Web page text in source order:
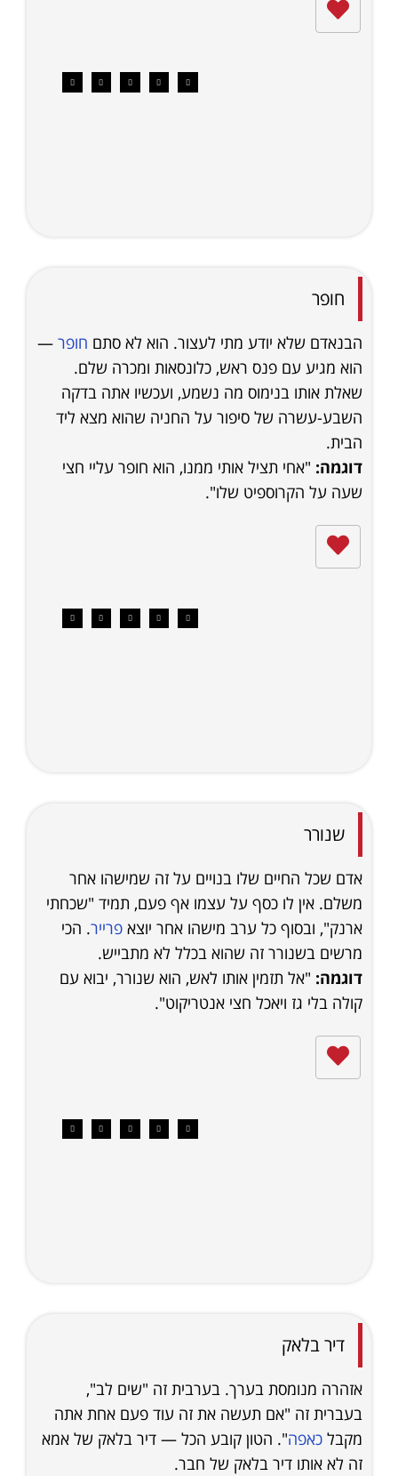
חופר
הבנאדם שלא יודע מתי לעצור. הוא לא סתם חופר —
הוא מגיע עם פנס ראש, כלונסאות ומכרה שלם.
שאלת אותו בנימוס מה נשמע, ועכשיו אתה בדקה
השבע-עשרה של סיפור על החניה שהוא מצא ליד
הבית.
דוגמה: "אחי תציל אותי ממנו, הוא חופר עליי חצי
שעה על הקרוספיט שלו".
שנורר
אדם שכל החיים שלו בנויים על זה שמישהו אחר
משלם. אין לו כסף על עצמו אף פעם, תמיד "שכחתי
ארנק", ובסוף כל ערב מישהו אחר יוצא פרייר. הכי
מרשים בשנורר זה שהוא בכלל לא מתבייש.
דוגמה: "אל תזמין אותו לאש, הוא שנורר, יבוא עם
קולה בלי גז ויאכל חצי אנטריקוט".
דיר בלאק
אזהרה מנומסת בערך. בערבית זה "שים לב",
בעברית זה "אם תעשה את זה עוד פעם אחת אתה
מקבל כאפה". הטון קובע הכל — דיר בלאק של אמא
זה לא אותו דיר בלאק של חבר.